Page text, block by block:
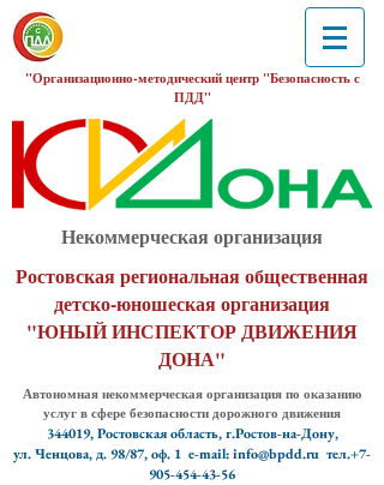
"Организационно-методический центр "Безопасность с
ПДД"
Некоммерческая организация
Ростовская региональная общественная
детско-юношеская организация
"ЮНЫЙ ИНСПЕКТОР ДВИЖЕНИЯ
ДОНА"
Автономная некоммерческая организация по оказанию
услуг в сфере безопасности дорожного движения
344019, Ростовская область, г.Ростов-на-Дону,
ул. Ченцова, д. 98/87, оф. 1 e-mail: info@bpdd.ru тел.+7-
905-454-43-56